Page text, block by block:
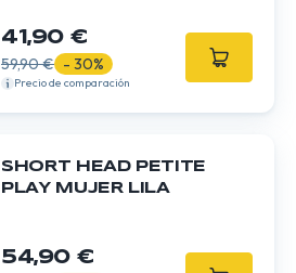
41,90 €
59,90 € - 30%
Precio de comparación
SHORT HEAD PETITE
PLAY MUJER LILA
54,90 €